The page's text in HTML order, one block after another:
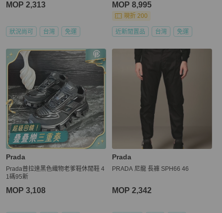
MOP 2,313
狀況尚可 台灣 免運
MOP 8,995
現折 200
近新閒置品 台灣 免運
Prada
Prada普拉達黑色織物老爹鞋休閒鞋 4
1碼95新
MOP 3,108
Prada
PRADA 尼龍 長褲 SPH66 46
MOP 2,342